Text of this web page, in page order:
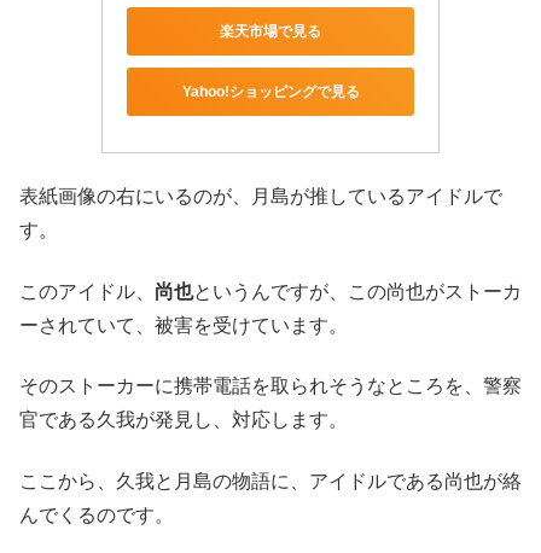
楽天市場で見る
Yahoo!ショッピングで見る
表紙画像の右にいるのが、月島が推しているアイドルで
す。
このアイドル、 尚也というんですが、この尚也がストーカ
ーされていて、被害を受けています。
そのストーカーに携帯電話を取られそうなところを、警察
官である久我が発見し、対応します。
ここから、久我と月島の物語に、アイドルである尚也が絡
んでくるのです。